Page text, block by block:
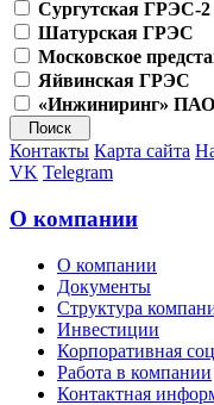
Сургутская ГРЭС-2
Шатурская ГРЭС
Московское
Яйвинская ГРЭС
«Инжиниринг»
Контакты Карта сайта
VK Telegram
О компании
О компании
Документы
Структура
Инвестиции
Корпоративная
Работа в компании
Контактная